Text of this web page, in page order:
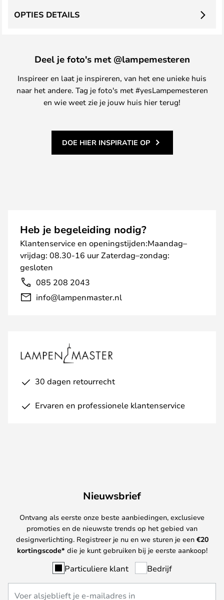
OPTIES DETAILS
Deel je foto's met @lampemesteren
Inspireer en laat je inspireren, van het ene unieke huis
naar het andere. Tag je foto's met #yesLampemesteren
en wie weet zie je jouw huis hier terug!
DOE HIER INSPIRATIE OP
Heb je begeleiding nodig?
Klantenservice en openingstijden:Maandag–
vrijdag: 08.30-16 uur Zaterdag–zondag:
gesloten
085 208 2043
info@lampenmaster.nl
30 dagen retourrecht
Ervaren en professionele klantenservice
Nieuwsbrief
Ontvang als eerste onze beste aanbiedingen, exclusieve
promoties en de nieuwste trends op het gebied van
designverlichting. Registreer je nu en we sturen je een €20
kortingscode* die je kunt gebruiken bij je eerste aankoop!
Particuliere klant Bedrijf